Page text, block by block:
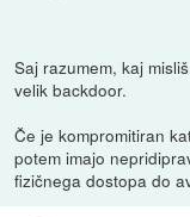
Saj razumem, kaj
velik backdoor.
Če je kompromitiran
potem imajo
fizičnega dostopa do